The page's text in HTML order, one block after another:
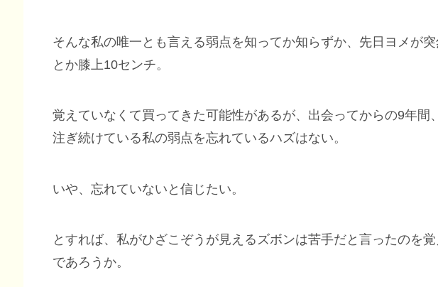
そんな私の唯一とも言える弱点を知ってか知らずか、先日ヨメが
とか膝上10センチ。
覚えていなくて買ってきた可能性があるが、出会ってからの9年間
注ぎ続けている私の弱点を忘れているハズはない。
いや、忘れていないと信じたい。
とすれば、私がひざこぞうが見えるズボンは苦手だと言ったのを
であろうか。